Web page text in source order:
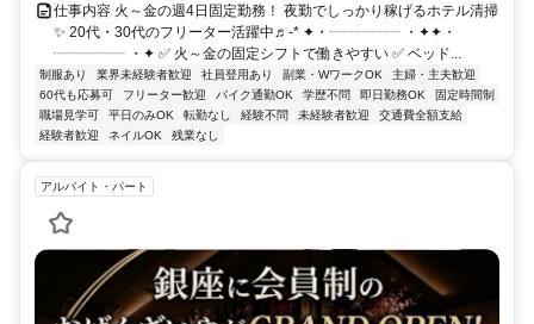
仕事内容 火～金の週4日固定勤務！ 夜勤でしっかり稼げるホテル清掃
✨ 20代・30代のフリーター活躍中♬-* ✦・┈┈┈┈┈ ・✦✦・
┈┈┈┈┈ ・✦ ✅ 火～金の固定シフトで働きやすい ✅ ベッド...
制服あり 業界未経験者歓迎 社員登用あり 副業・WワークOK
主婦・主夫歓迎
60代も応募可
フリーター歓迎 バイク通勤OK 学歴不問 即日勤務OK
固定時間制
職場見学可
平日のみOK 転勤なし 経験不問 未経験者歓迎
交通費全額支給
経験者歓迎
ネイルOK 残業なし
アルバイト・パート